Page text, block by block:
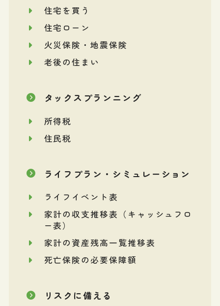
住宅を買う
住宅ローン
火災保険・地震保険
老後の住まい
タックスプランニング
所得税
住民税
ライフプラン・シミュレーション
ライフイベント表
家計の収支推移表（キャッシュフロ
ー表）
家計の資産残高一覧推移表
死亡保険の必要保障額
リスクに備える